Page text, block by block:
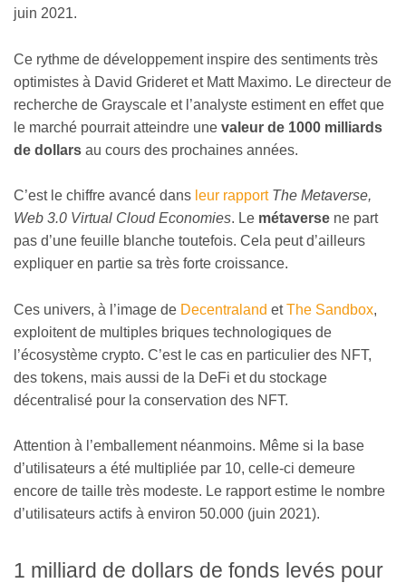
juin 2021.
Ce rythme de développement inspire des sentiments très
optimistes à David Grideret et Matt Maximo. Le directeur de
recherche de Grayscale et l’analyste estiment en effet que
le marché pourrait atteindre une valeur de 1000 milliards
de dollars au cours des prochaines années.
C’est le chiffre avancé dans leur rapport The Metaverse,
Web 3.0 Virtual Cloud Economies. Le métaverse ne part
pas d’une feuille blanche toutefois. Cela peut d’ailleurs
expliquer en partie sa très forte croissance.
Ces univers, à l’image de Decentraland etThe Sandbox,
exploitent de multiples briques technologiques de
l’écosystème crypto. C’est le cas en particulier des NFT,
des tokens, mais aussi de la DeFi et du stockage
décentralisé pour la conservation des NFT.
Attention à l’emballement néanmoins. Même si la base
d’utilisateurs a été multipliée par 10, celle-ci demeure
encore de taille très modeste. Le rapport estime le nombre
d’utilisateurs actifs à environ 50.000 (juin 2021).
1 milliard de dollars de fonds levés pour